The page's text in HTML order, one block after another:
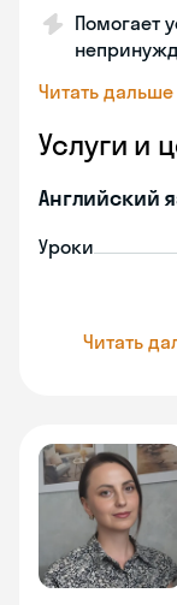
Помогает
Читать дальше
Услуги и
Английский
Уроки
Читать